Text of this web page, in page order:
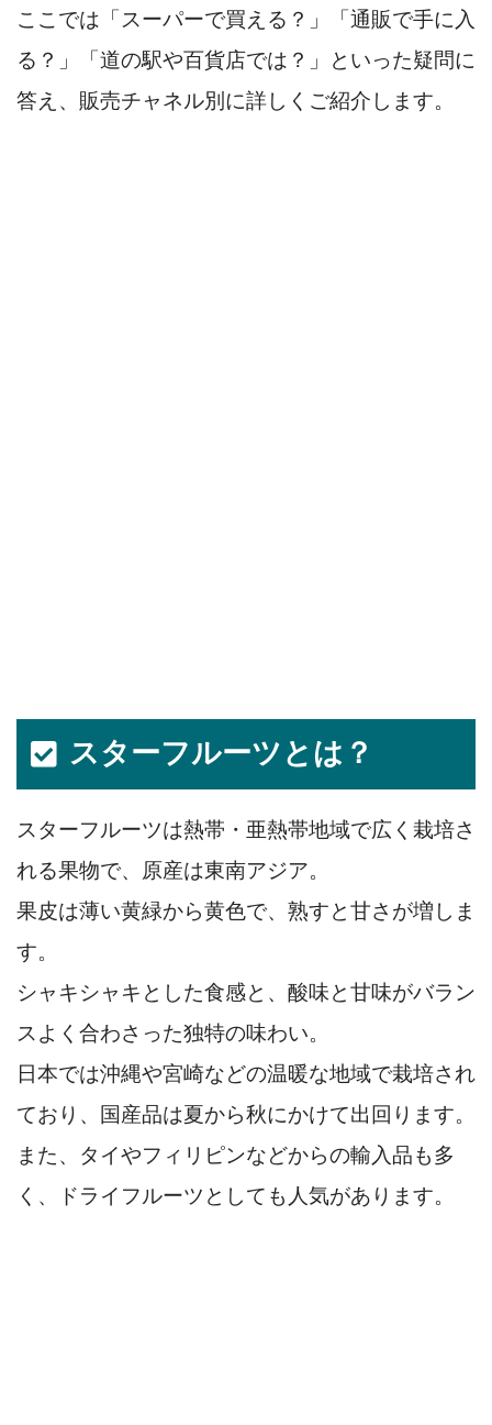
ここでは「スーパーで買える？」「通販で手に入
る？」「道の駅や百貨店では？」といった疑問に
答え、販売チャネル別に詳しくご紹介します。
スターフルーツとは？
スターフルーツは熱帯・亜熱帯地域で広く栽培さ
れる果物で、原産は東南アジア。
果皮は薄い黄緑から黄色で、熟すと甘さが増しま
す。
シャキシャキとした食感と、酸味と甘味がバラン
スよく合わさった独特の味わい。
日本では沖縄や宮崎などの温暖な地域で栽培され
ており、国産品は夏から秋にかけて出回ります。
また、タイやフィリピンなどからの輸入品も多
く、ドライフルーツとしても人気があります。